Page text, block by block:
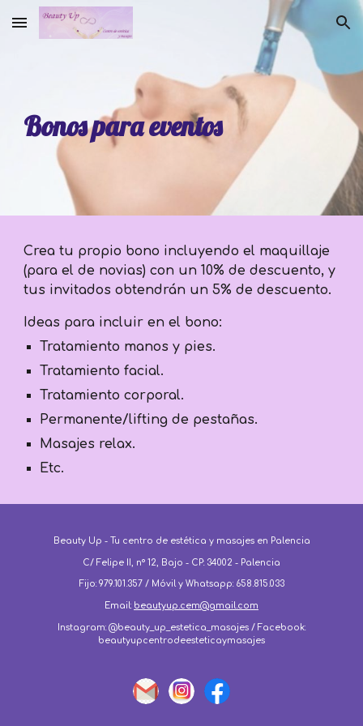
Skip to main content Skip to navigation
Bonos para eventos
Crea tu propio bono incluyendo el maquillaje
(para el de novias) con un 10% de descuento, y
tus invitados obtendrán un 5% de descuento.
Ideas para incluir en el bono:
Tratamiento manos y pies.
Tratamiento facial.
Tratamiento corporal.
Permanente/lifting de pestañas.
Masajes relax.
Etc.
Beauty Up - Tu centro de estética y masajes en Palencia
C/ Felipe II, nº 12, Bajo - CP: 34002 - Palencia
Fijo: 979.101.357 / Móvil y Whatsapp: 658.815.033
Email: beautyup.cem@gmail.com
Instagram: @beauty_up_estetica_masajes / Facebook:
beautyupcentrodeesteticaymasajes